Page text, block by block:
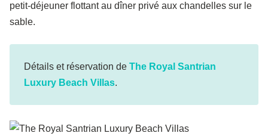
petit-déjeuner flottant au dîner privé aux chandelles sur le
sable.
Détails et réservation de The Royal Santrian
Luxury Beach Villas.